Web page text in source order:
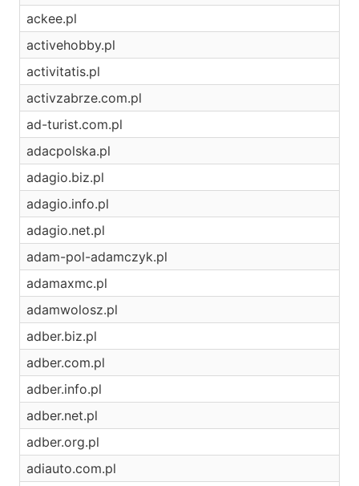
ackee.pl
activehobby.pl
activitatis.pl
activzabrze.com.pl
ad-turist.com.pl
adacpolska.pl
adagio.biz.pl
adagio.info.pl
adagio.net.pl
adam-pol-adamczyk.pl
adamaxmc.pl
adamwolosz.pl
adber.biz.pl
adber.com.pl
adber.info.pl
adber.net.pl
adber.org.pl
adiauto.com.pl